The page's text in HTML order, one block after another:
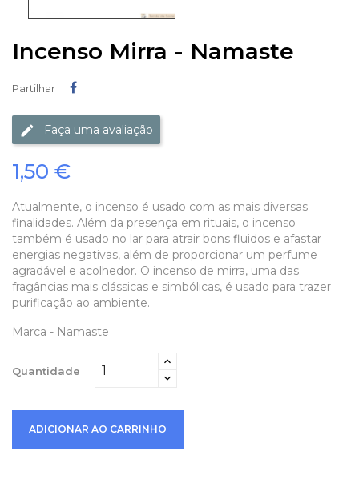
Incenso Mirra - Namaste
Partilhar
Faça uma avaliação
1,50 €
Atualmente, o incenso é usado com as mais diversas
finalidades. Além da presença em rituais, o incenso
também é usado no lar para atrair bons fluidos e afastar
energias negativas, além de proporcionar um perfume
agradável e acolhedor. O incenso de mirra, uma das
fragâncias mais clássicas e simbólicas, é usado para trazer
purificação ao ambiente.
Marca - Namaste
Quantidade
ADICIONAR AO CARRINHO